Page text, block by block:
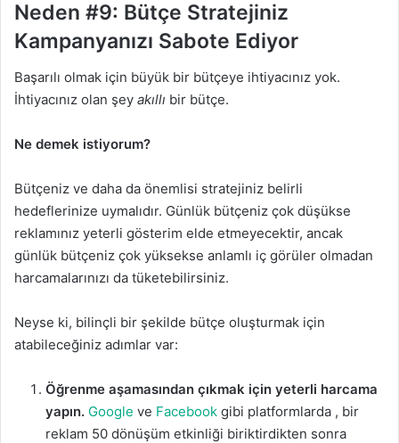
Neden #9: Bütçe Stratejiniz
Kampanyanızı Sabote Ediyor
Başarılı olmak için büyük bir bütçeye ihtiyacınız yok.
İhtiyacınız olan şey akıllı bir bütçe.
Ne demek istiyorum?
Bütçeniz ve daha da önemlisi stratejiniz belirli
hedeflerinize uymalıdır. Günlük bütçeniz çok düşükse
reklamınız yeterli gösterim elde etmeyecektir, ancak
günlük bütçeniz çok yüksekse anlamlı iç görüler olmadan
harcamalarınızı da tüketebilirsiniz.
Neyse ki, bilinçli bir şekilde bütçe oluşturmak için
atabileceğiniz adımlar var:
Öğrenme aşamasından çıkmak için yeterli harcama
yapın. Google ve Facebook gibi platformlarda , bir
reklam 50 dönüşüm etkinliği biriktirdikten sonra